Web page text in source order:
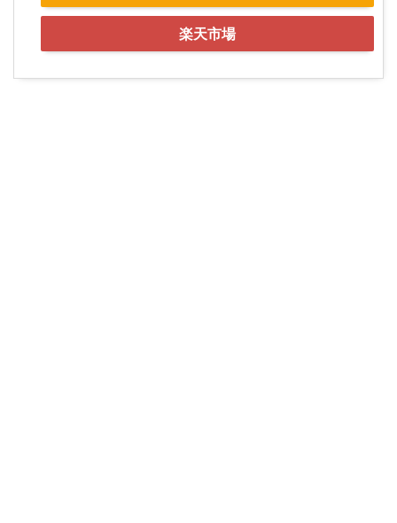
楽天市場